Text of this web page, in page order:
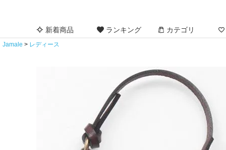
新着商品 ランキング カテゴリ
Jamale レディース